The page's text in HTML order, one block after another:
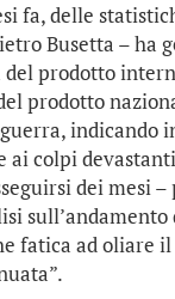
fa, delle
Busetta – ha
prodotto
prodotto
indicando
colpi
dei mesi –
fatica ad oliare